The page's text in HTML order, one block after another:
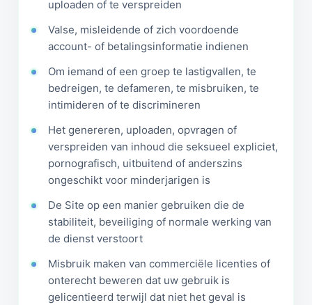
uploaden of te verspreiden
Valse, misleidende of zich voordoende
account- of betalingsinformatie indienen
Om iemand of een groep te lastigvallen, te
bedreigen, te defameren, te misbruiken, te
intimideren of te discrimineren
Het genereren, uploaden, opvragen of
verspreiden van inhoud die seksueel expliciet,
pornografisch, uitbuitend of anderszins
ongeschikt voor minderjarigen is
De Site op een manier gebruiken die de
stabiliteit, beveiliging of normale werking van
de dienst verstoort
Misbruik maken van commerciële licenties of
onterecht beweren dat uw gebruik is
gelicentieerd terwijl dat niet het geval is